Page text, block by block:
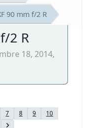
90 mm f/2 R
2 R
18, 2014,
7 8 9
10